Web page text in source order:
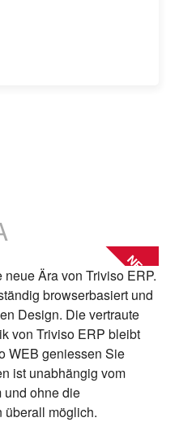
NEW
Ära von Triviso ERP.
browserbasiert und
Design. Die vertraute
von Triviso ERP bleibt
WEB geniessen Sie
ist unabhängig vom
und ohne die
überall möglich.